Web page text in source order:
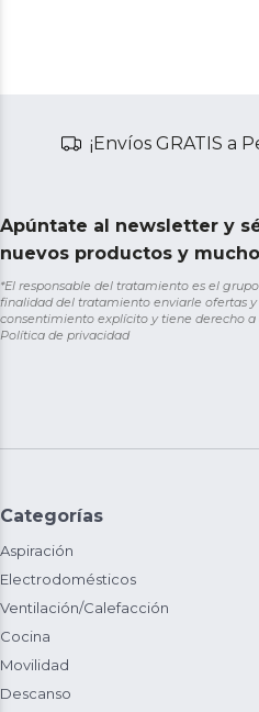
¡Envíos GRATIS a
Apúntate al newsletter y
nuevos productos y
*El responsable del tratamiento es el
finalidad del tratamiento enviarle ofertas
consentimiento explícito y tiene derecho a
Política de privacidad
Categorías
Aspiración
Electrodomésticos
Ventilación/Calefacción
Cocina
Movilidad
Descanso